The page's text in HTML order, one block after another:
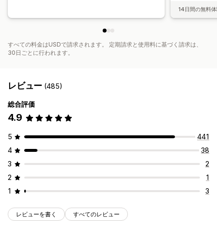
14日間の無料
すべての料金はUSDで請求されます。 定期請求と使用料に基づく請求は、
30日ごとに行われます。
レビュー (485)
総合評価
4.9
5
441
4
38
3
2
2
1
1
3
レビューを書く すべてのレビュー